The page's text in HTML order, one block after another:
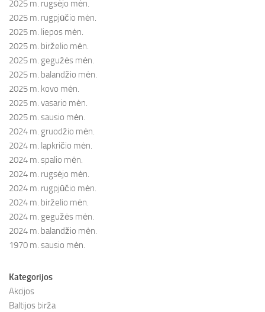
2025 m. rugsėjo mėn.
2025 m. rugpjūčio mėn.
2025 m. liepos mėn.
2025 m. birželio mėn.
2025 m. gegužės mėn.
2025 m. balandžio mėn.
2025 m. kovo mėn.
2025 m. vasario mėn.
2025 m. sausio mėn.
2024 m. gruodžio mėn.
2024 m. lapkričio mėn.
2024 m. spalio mėn.
2024 m. rugsėjo mėn.
2024 m. rugpjūčio mėn.
2024 m. birželio mėn.
2024 m. gegužės mėn.
2024 m. balandžio mėn.
1970 m. sausio mėn.
Kategorijos
Akcijos
Baltijos birža